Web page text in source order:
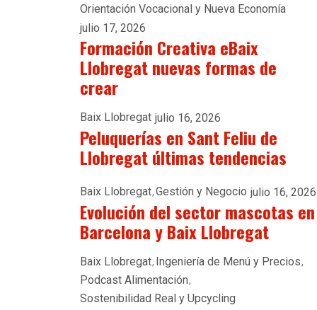
Orientación Vocacional y Nueva Economía
julio 17, 2026
Formación Creativa eBaix
Llobregat nuevas formas de
crear
Baix Llobregat julio 16, 2026
Peluquerías en Sant Feliu de
Llobregat últimas tendencias
Baix Llobregat Gestión y Negocio julio 16, 2026
Evolución del sector mascotas en
Barcelona y Baix Llobregat
Baix Llobregat Ingeniería de Menú y Precios
Podcast Alimentación
Sostenibilidad Real y Upcycling